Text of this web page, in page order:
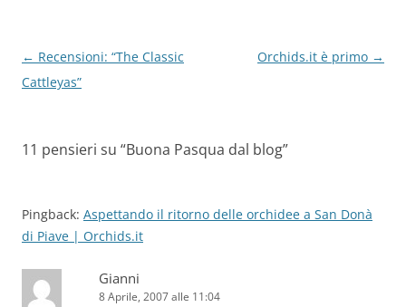
Navigazione
articolo
← Recensioni: “The Classic
Cattleyas”
Orchids.it è primo →
11 pensieri su “Buona Pasqua dal blog”
Pingback: Aspettando il ritorno delle orchidee a San Donà
di Piave | Orchids.it
Gianni
8 Aprile, 2007 alle 11:04